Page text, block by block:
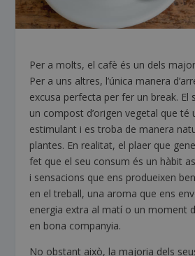
Per a molts, el cafè és un dels
Per a uns altres, l’única manera
excusa perfecta per fer un break. El
un compost d’origen vegetal que té
estimulant i es troba de manera
plantes. En realitat, el plaer que
fet que el seu consum és un hàbit
i sensacions que ens produeixen
en el treball, una aroma que ens
energia extra al matí o un moment
en bona companyia.
No obstant això, la majoria dels